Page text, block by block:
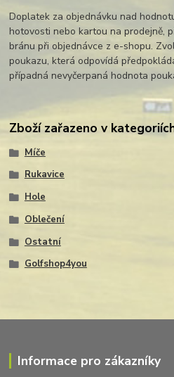
Doplatek za objednávku nad
hotovosti nebo kartou na prodejně,
bránu při objednávce z e-shopu.
poukazu, která odpovídá
případná nevyčerpaná hodnota
Zboží zařazeno v
Míče
Rukavice
Hole
Oblečení
Ostatní
Golfshop4you
Informace pro zákazníky